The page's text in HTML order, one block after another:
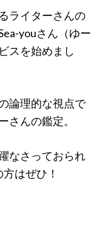
ライターさんの
youさん（ゆー
スを始めまし
論理的な視点で
さんの鑑定。
なさっておられ
はぜひ！